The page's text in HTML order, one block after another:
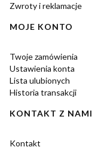
Zwroty i reklamacje
MOJE KONTO
Twoje zamówienia
Ustawienia konta
Lista ulubionych
Historia transakcji
KONTAKT Z NAMI
Kontakt